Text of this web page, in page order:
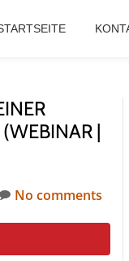
|
No comments